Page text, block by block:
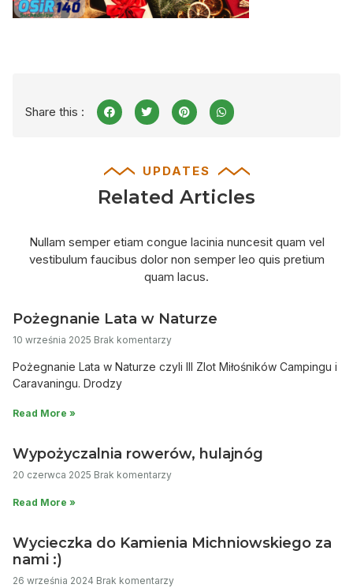
Share this :
UPDATES
Related Articles
Nullam semper etiam congue lacinia nuncesit quam vel
vestibulum faucibus dolor non semper leo quis pretium
quam lacus.
Pożegnanie Lata w Naturze
10 września 2025 Brak komentarzy
Pożegnanie Lata w Naturze czyli III Zlot Miłośników Campingu i
Caravaningu. Drodzy
Read More »
Wypożyczalnia rowerów, hulajnóg
20 czerwca 2025 Brak komentarzy
Read More »
Wycieczka do Kamienia Michniowskiego za
nami :)
26 września 2024 Brak komentarzy